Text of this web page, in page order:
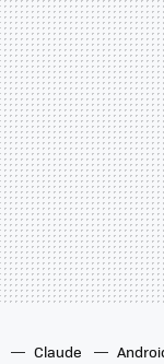
Claude